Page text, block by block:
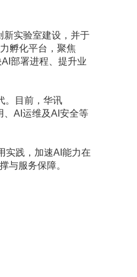
新实验室建设，并于
孵化平台，聚焦
AI部署进程、提升业
。目前，华讯
、AI运维及AI安全等
实践，加速AI能力在
与服务保障。